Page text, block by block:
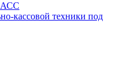
кассовой техники под